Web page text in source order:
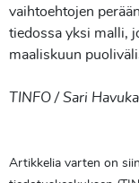
vaihtoehtojen
tiedossa yksi malli,
maaliskuun
TINFO / Sari
Artikkelia varten on